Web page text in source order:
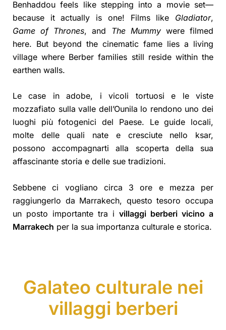
Benhaddou feels like stepping into a movie set—
because it actually is one! Films like Gladiator,
Game of Thrones, and The Mummywere filmed
here. But beyond the cinematic fame lies a living
village where Berber families still reside within the
earthen walls.
Le case in adobe, i vicoli tortuosi e le viste
mozzafiato sulla valle dell’Ounila lo rendono uno dei
luoghi più fotogenici del Paese. Le guide locali,
molte delle quali nate e cresciute nello ksar,
possono accompagnarti alla scoperta della sua
affascinante storia e delle sue tradizioni.
Sebbene ci vogliano circa 3 ore e mezza per
raggiungerlo da Marrakech, questo tesoro occupa
un posto importante tra i villaggi berberi vicino a
Marrakech per la sua importanza culturale e storica.
Galateo culturale nei
villaggi berberi